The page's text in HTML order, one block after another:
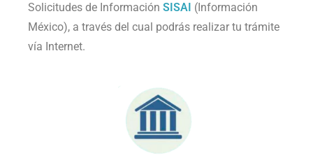
Solicitudes de Información SISAI (Información
México), a través del cual podrás realizar tu trámite
vía Internet.